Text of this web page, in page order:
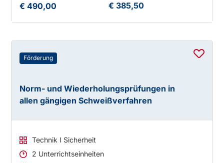
€ 490,00 € 385,50
Förderung
Norm- und Wiederholungsprüfungen in
allen gängigen Schweißverfahren
Technik I Sicherheit
2 Unterrichtseinheiten